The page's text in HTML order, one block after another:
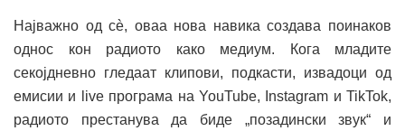
Најважно од сè, оваа нова навика создава поинаков
однос кон радиото како медиум. Кога младите
секојдневно гледаат клипови, подкасти, извадоци од
емисии и live програма на YouTube, Instagram и TikTok,
радиото престанува да биде „позадински звук“ и